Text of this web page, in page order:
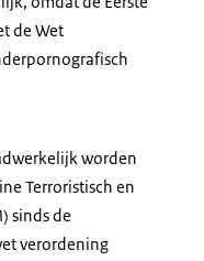
de Wet
worden
Terroristisch en
sinds de
verordening